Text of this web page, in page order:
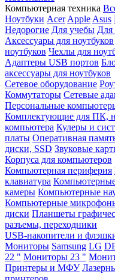
Компьютерная техника
Ноутбуки Acer Apple Asus
Недорогие Для учебы Для
Аксессуары для ноутбуков
ноутбуков Чехлы для
Адаптеры USB портов
аксессуары для ноутбуков
Сетевое оборудование
Коммутаторы Сетевые
Персональные
Комплектующие для ПК,
компьютера Кулеры и
платы Оперативная
диски, SSD Звуковые
Корпуса для компьютеров
Компьютерная периферия
клавиатура
камеры Компьютерные
Компьютерные
диски Планшеты
разъемы, переходники
USB-накопители и
Мониторы Samsung LG
22 " Мониторы 23 "
Принтеры и МФУ